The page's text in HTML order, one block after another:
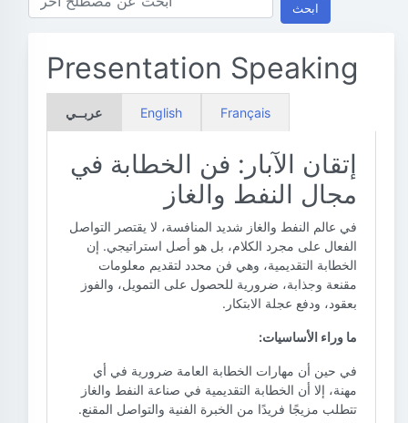
ابحث
Presentation Speaking
عربــي English Français
إتقان الآبار: فن الخطابة في
مجال النفط والغاز
في عالم النفط والغاز شديد المنافسة، لا يقتصر التواصل
الفعال على مجرد الكلام، بل هو أصل استراتيجي. إن
الخطابة التقديمية، وهي فن محدد لتقديم معلومات
مقنعة وجذابة، ضرورية للحصول على التمويل، والفوز
بعقود، ودفع عجلة الابتكار.
ما وراء الأساسيات:
في حين أن مهارات الخطابة العامة ضرورية في أي
مهنة، إلا أن الخطابة التقديمية في صناعة النفط والغاز
تتطلب مزيجًا فريدًا من الخبرة الفنية والتواصل المقنع.